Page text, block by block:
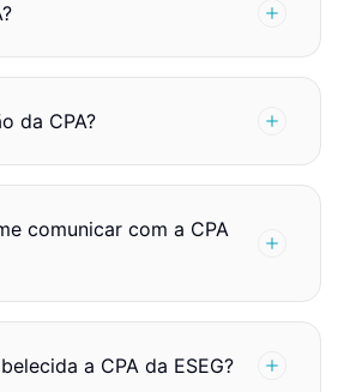
da CPA?
comunicar com a CPA
a CPA da ESEG?